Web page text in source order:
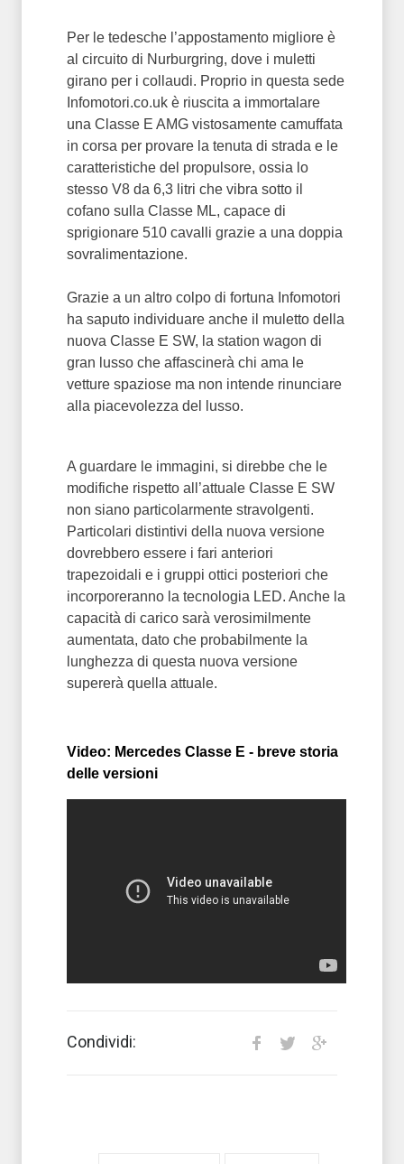
Per le tedesche l’appostamento migliore è
al circuito di Nurburgring, dove i muletti
girano per i collaudi. Proprio in questa sede
Infomotori.co.uk è riuscita a immortalare
una Classe E AMG vistosamente camuffata
in corsa per provare la tenuta di strada e le
caratteristiche del propulsore, ossia lo
stesso V8 da 6,3 litri che vibra sotto il
cofano sulla Classe ML, capace di
sprigionare 510 cavalli grazie a una doppia
sovralimentazione.
Grazie a un altro colpo di fortuna Infomotori
ha saputo individuare anche il muletto della
nuova Classe E SW, la station wagon di
gran lusso che affascinerà chi ama le
vetture spaziose ma non intende rinunciare
alla piacevolezza del lusso.
A guardare le immagini, si direbbe che le
modifiche rispetto all’attuale Classe E SW
non siano particolarmente stravolgenti.
Particolari distintivi della nuova versione
dovrebbero essere i fari anteriori
trapezoidali e i gruppi ottici posteriori che
incorporeranno la tecnologia LED. Anche la
capacità di carico sarà verosimilmente
aumentata, dato che probabilmente la
lunghezza di questa nuova versione
supererà quella attuale.
Video: Mercedes Classe E - breve storia
delle versioni
Condividi: